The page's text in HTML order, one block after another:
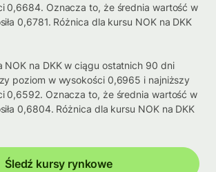
0,6684. Oznacza to, że średnia wartość w
0,6781. Różnica dla kursu NOK na DKK
NOK na DKK w ciągu ostatnich 90 dni
poziom w wysokości 0,6965 i najniższy
0,6592. Oznacza to, że średnia wartość w
0,6804. Różnica dla kursu NOK na DKK
Śledź kursy rynkowe